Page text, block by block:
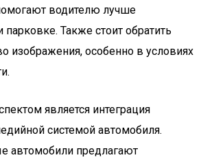
водителю лучше
парковке. Также стоит обратить
изображения, особенно в условиях
является интеграция
системой автомобиля.
автомобили предлагают